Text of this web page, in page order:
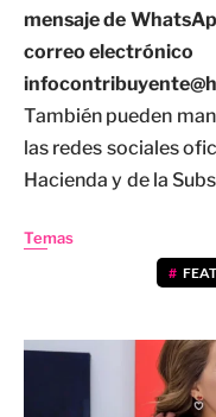
mensaje de
correo electrónico
También pueden
las redes sociales
Hacienda y de la
Temas